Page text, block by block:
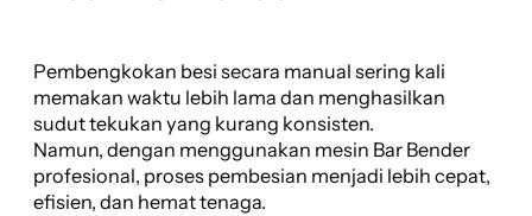
Pembengkokan besi secara manual sering kali
memakan waktu lebih lama dan menghasilkan
sudut tekukan yang kurang konsisten.
Namun, dengan menggunakan mesin Bar Bender
profesional, proses pembesian menjadi lebih cepat,
efisien, dan hemat tenaga.